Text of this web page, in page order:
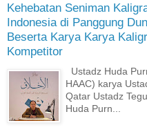
Kehebatan Seniman
Indonesia di Panggung
Beserta Karya Karya
Kompetitor
Ustadz Huda
HAAC) karya
Qatar Ustadz
Huda Purn...